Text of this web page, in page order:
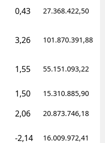
0,43 27.368.422,50
3,26 101.870.391,88
1,55 55.151.093,22
1,50 15.310.885,90
2,06 20.873.746,18
-2,14 16.009.972,41